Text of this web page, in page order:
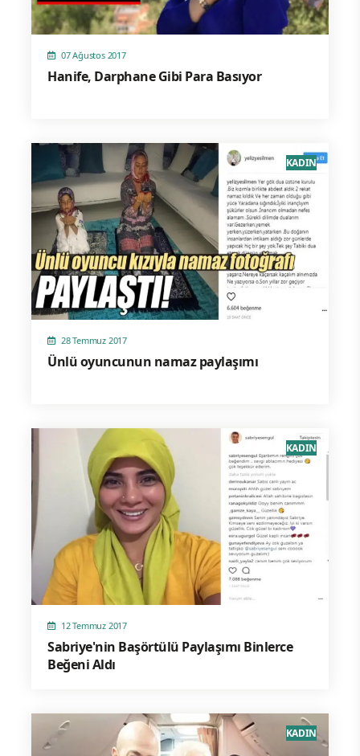
07 Ağustos 2017
Hanife, Darphane Gibi Para Basıyor
28 Temmuz 2017
Ünlü oyuncunun namaz paylaşımı
KADIN
12 Temmuz 2017
Sabriye'nin Başörtülü Paylaşımı Binlerce
Beğeni Aldı
KADIN
KADIN